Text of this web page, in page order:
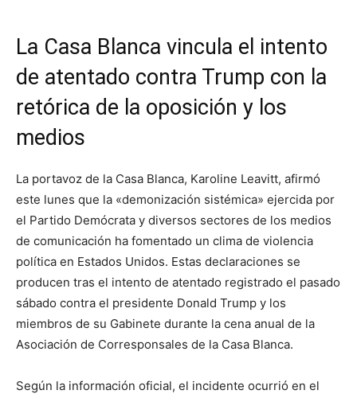
La Casa Blanca vincula el intento
de atentado contra Trump con la
retórica de la oposición y los
medios
La portavoz de la Casa Blanca, Karoline Leavitt, afirmó
este lunes que la «demonización sistémica» ejercida por
el Partido Demócrata y diversos sectores de los medios
de comunicación ha fomentado un clima de violencia
política en Estados Unidos. Estas declaraciones se
producen tras el intento de atentado registrado el pasado
sábado contra el presidente Donald Trump y los
miembros de su Gabinete durante la cena anual de la
Asociación de Corresponsales de la Casa Blanca.
Según la información oficial, el incidente ocurrió en el